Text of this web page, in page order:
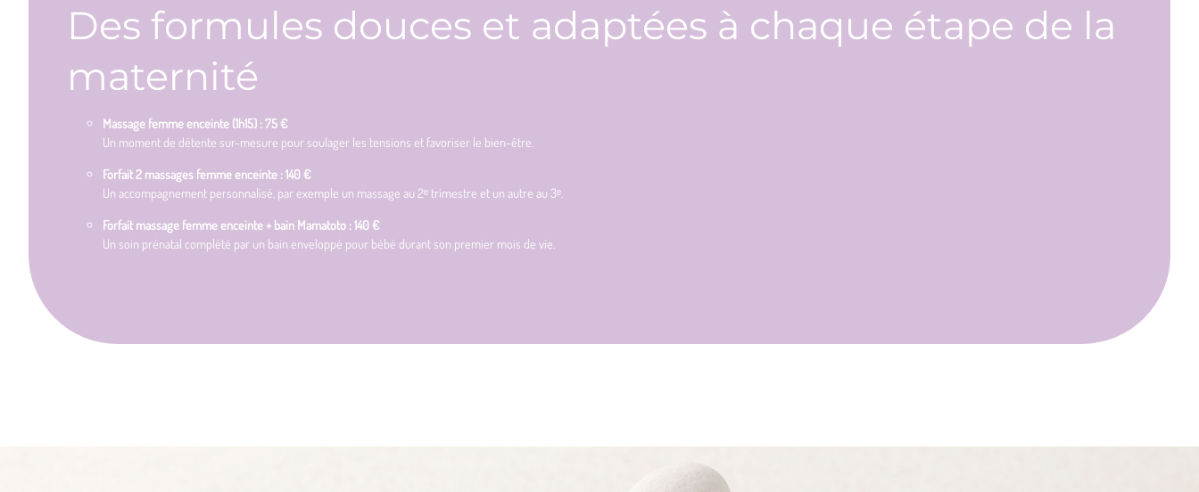
Des formules douces et adaptées à chaque étape de la
maternité
Massage femme enceinte (1h15) : 75 €
Un moment de détente sur-mesure pour soulager les tensions et favoriser le bien-être.
Forfait 2 massages femme enceinte : 140 €
Un accompagnement personnalisé, par exemple un massage au 2ᵉ trimestre et un autre au 3ᵉ.
Forfait massage femme enceinte + bain Mamatoto : 140 €
Un soin prénatal complété par un bain enveloppé pour bébé durant son premier mois de vie.